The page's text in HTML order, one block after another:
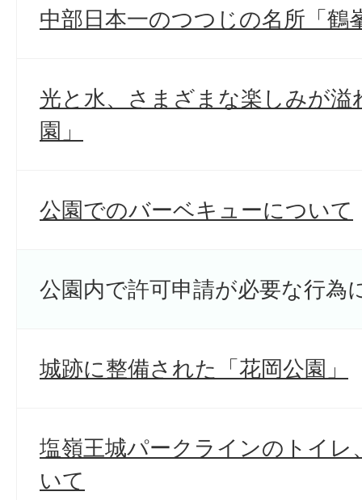
中部日本一のつつじの名所「鶴
光と水、さまざまな楽しみが溢
園」
公園でのバーベキューについて
公園内で許可申請が必要な行為
城跡に整備された「花岡公園」
塩嶺王城パークラインのトイレ
いて